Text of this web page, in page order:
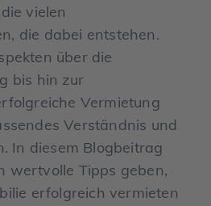
vielen
die dabei entstehen.
über die
bis hin zur
Vermietung
Verständnis und
In diesem Blogbeitrag
wertvolle Tipps geben,
erfolgreich vermieten